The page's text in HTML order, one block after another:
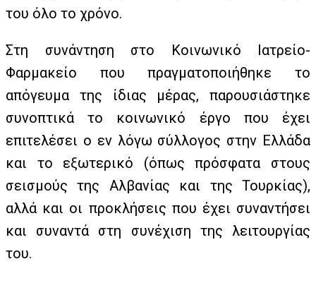
του όλο το χρόνο.
Στη συνάντηση στο Κοινωνικό Ιατρείο-
Φαρμακείο που πραγματοποιήθηκε το
απόγευμα της ίδιας μέρας, παρουσιάστηκε
συνοπτικά το κοινωνικό έργο που έχει
επιτελέσει ο εν λόγω σύλλογος στην Ελλάδα
και το εξωτερικό (όπως πρόσφατα στους
σεισμούς της Αλβανίας και της Τουρκίας),
αλλά και οι προκλήσεις που έχει συναντήσει
και συναντά στη συνέχιση της λειτουργίας
του.